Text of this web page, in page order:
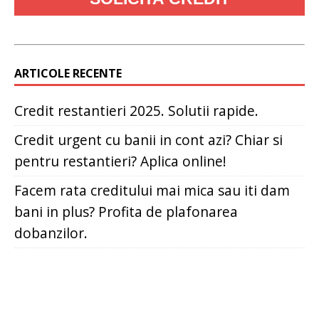
ARTICOLE RECENTE
Credit restantieri 2025. Solutii rapide.
Credit urgent cu banii in cont azi? Chiar si
pentru restantieri? Aplica online!
Facem rata creditului mai mica sau iti dam
bani in plus? Profita de plafonarea
dobanzilor.